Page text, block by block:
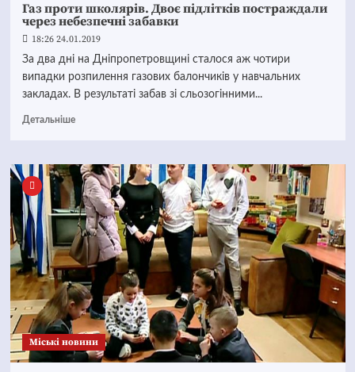
Газ проти школярів. Двоє підлітків постраждали
через небезпечні забавки
18:26 24.01.2019
За два дні на Дніпропетровщині сталося аж чотири
випадки розпилення газових балончиків у навчальних
закладах. В результаті забав зі сльозогінними...
Детальніше
Mіські новини